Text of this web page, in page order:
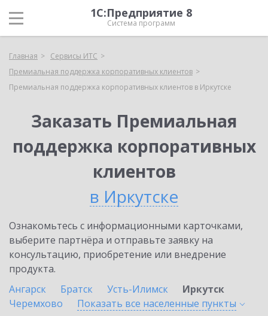
1С:Предприятие 8
Система программ
Главная
Сервисы ИТС
Премиальная поддержка корпоративных клиентов
Премиальная поддержка корпоративных клиентов в Иркутске
Заказать Премиальная
поддержка корпоративных
клиентов
в Иркутске
Ознакомьтесь с информационными карточками,
выберите партнёра и отправьте заявку на
консультацию, приобретение или внедрение
продукта.
Ангарск
Братск Усть-Илимск
Иркутск
Черемхово
Показать все населенные пункты